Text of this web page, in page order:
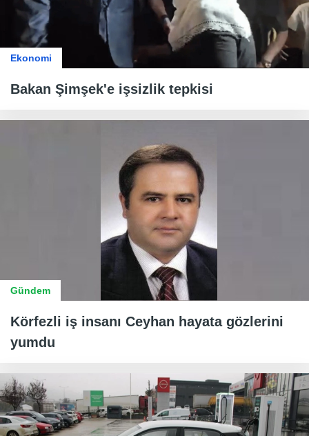
Ekonomi
Bakan Şimşek'e işsizlik tepkisi
Gündem
Körfezli iş insanı Ceyhan hayata gözlerini
yumdu